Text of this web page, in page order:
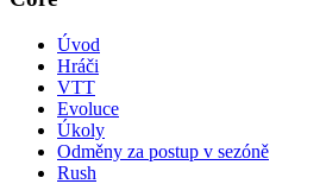
Úvod
Hráči
VTT
Evoluce
Úkoly
Odměny za postup v sezóně
Rush